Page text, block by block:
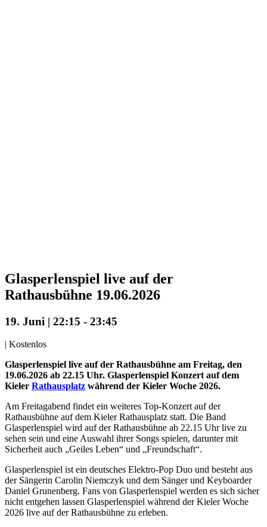
Glasperlenspiel live auf der
Rathausbühne 19.06.2026
19. Juni | 22:15 - 23:45
| Kostenlos
Glasperlenspiel live auf der Rathausbühne am Freitag, den
19.06.2026 ab 22.15 Uhr. Glasperlenspiel Konzert auf dem
Kieler Rathausplatz während der Kieler Woche 2026.
Am Freitagabend findet ein weiteres Top-Konzert auf der
Rathausbühne auf dem Kieler Rathausplatz statt. Die Band
Glasperlenspiel wird auf der Rathausbühne ab 22.15 Uhr live zu
sehen sein und eine Auswahl ihrer Songs spielen, darunter mit
Sicherheit auch „Geiles Leben“ und „Freundschaft“.
Glasperlenspiel ist ein deutsches Elektro-Pop Duo und besteht aus
der Sängerin Carolin Niemczyk und dem Sänger und Keyboarder
Daniel Grunenberg. Fans von Glasperlenspiel werden es sich sicher
nicht entgehen lassen Glasperlenspiel während der Kieler Woche
2026 live auf der Rathausbühne zu erleben.